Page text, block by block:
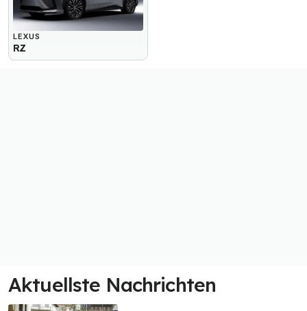
LEXUS
RZ
Aktuellste Nachrichten